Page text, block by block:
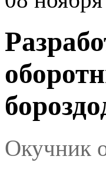
Окучник